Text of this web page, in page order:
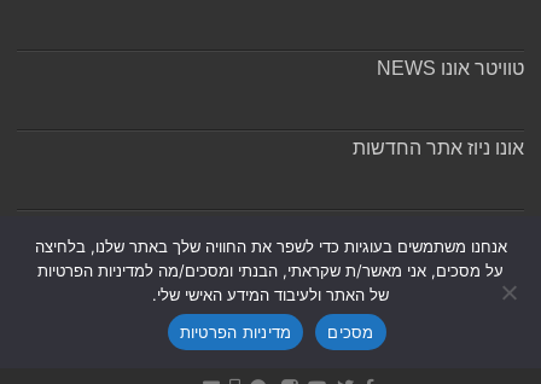
טוויטר אונו NEWS
אונו ניוז אתר החדשות
אנחנו משתמשים בעוגיות כדי לשפר את החוויה שלך באתר שלנו, בלחיצה
על מסכים, אני מאשר/ת שקראתי, הבנתי ומסכים/מה למדיניות הפרטיות
של האתר ולעיבוד המידע האישי שלי.
מסכים
מדיניות הפרטיות